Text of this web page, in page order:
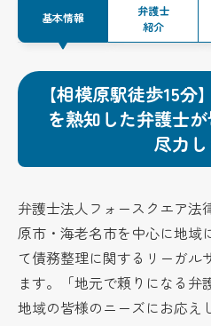
基本情報
弁護士
紹介
【相模原駅徒歩15分
を熟知した弁護士
尽力
弁護士法人フォースクエア法
原市・海老名市を中心に地域
て債務整理に関するリーガル
ます。「地元で頼りになる弁
地域の皆様のニーズにお応え